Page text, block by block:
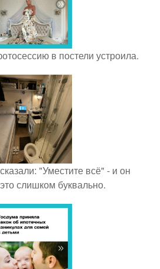
в постели устроила.
"Уместите всё" - и он
слишком буквально.